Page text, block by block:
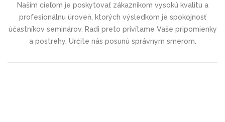
Našim cieľom je poskytovať zákazníkom vysokú kvalitu a
profesionálnu úroveň, ktorých výsledkom je spokojnosť
účastníkov seminárov. Radi preto privítame Vaše pripomienky
a postrehy. Určite nás posunú správnym smerom.